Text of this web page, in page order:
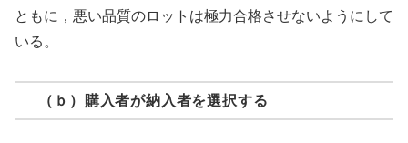
ともに，悪い品質のロットは極力合格させないようにして
いる。
（ｂ）購入者が納入者を選択する